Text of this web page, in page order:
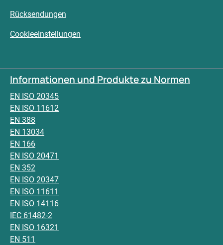
Rücksendungen
Cookieeinstellungen
Informationen und Produkte zu Normen
EN ISO 20345
EN ISO 11612
EN 388
EN 13034
EN 166
EN ISO 20471
EN 352
EN ISO 20347
EN ISO 11611
EN ISO 14116
IEC 61482-2
EN ISO 16321
EN 511